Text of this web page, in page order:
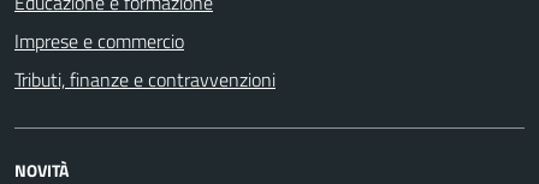
Imprese e commercio
Tributi, finanze e contravvenzioni
NOVITÀ